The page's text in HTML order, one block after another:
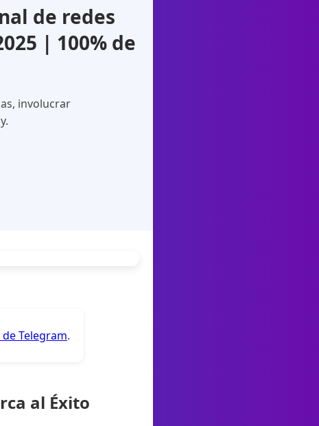
de redes
| 100% de
involucrar
Telegram.
al Éxito